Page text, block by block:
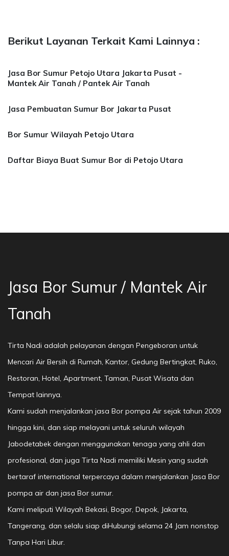
Berikut Layanan Terkait Kami Lainnya :
Jasa Bor Sumur Petojo Utara Jakarta Pusat -
Mantek Air Tanah / Pantek Air Tanah
Jasa Pembuatan Sumur Bor Jakarta Pusat
Bor Sumur Wilayah Petojo Utara
Daftar Biaya Buat Sumur Bor di Petojo Utara
Jasa Bor Sumur / Mantek Air
Tanah
Tirta Nadi adalah pelayanan dengan Pengeboran untuk
Mencari Air Bersih di Rumah, Kantor, Gedung Bertingkat, Ruko,
Restoran, Hotel, Apartment, Taman, Pusat Wisata dan
Tempat lainnya.
Kami sudah menjalankan jasa Bor pompa Air sejak tahun 2009
hingga kini, dan siap melayani untuk seluruh wilayah
Jabodetabek dengan menggunakan tenaga yang ahli dan
profesional, dan juga Tirta Nadi memiliki Mesin yang sudah
bertaraf international terpercaya dalam menjalankan Jasa Bor
pompa air dan jasa Bor sumur.
Kami meliputi Wilayah Bekasi, Bogor, Depok, Jakarta,
Tangerang, dan selalu siap diHubungi selama 24 Jam nonstop
Tanpa Hari Libur.